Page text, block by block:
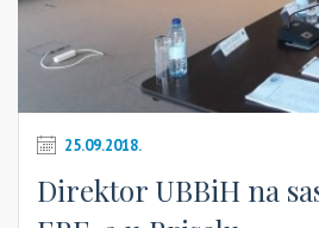
25.09.2018.
Direktor UBBiH na